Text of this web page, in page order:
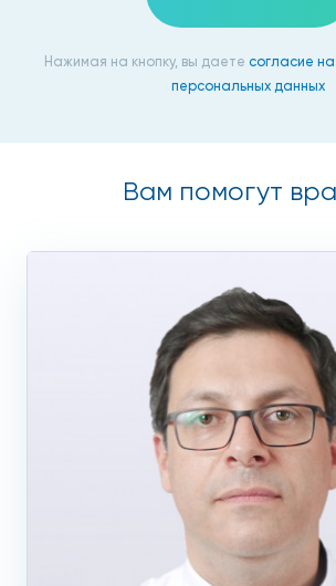
Летальность при цитомегаловирусной
Микроцефалия – уменьшение
Дефект роста и формирования
Атрофия зрительного нерва с
Увеличение селезенки, печени.
Кровоизлияния во внутренних
Диагностика
цитомегаловируса
Нажимая на кнопку, вы даете согласие
персональных данных
Вам помогут